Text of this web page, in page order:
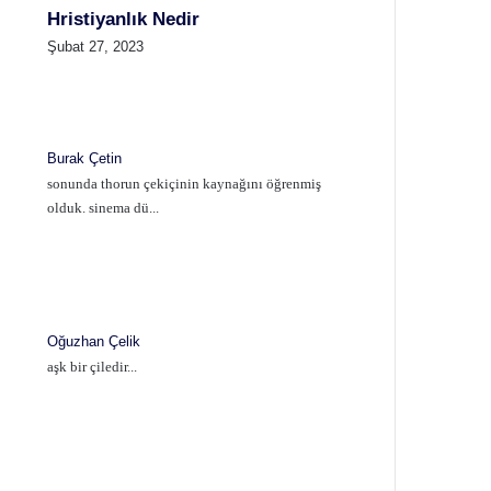
Hristiyanlık Nedir
Şubat 27, 2023
Burak Çetin
sonunda thorun çekiçinin kaynağını öğrenmiş
olduk. sinema dü...
Oğuzhan Çelik
aşk bir çiledir...